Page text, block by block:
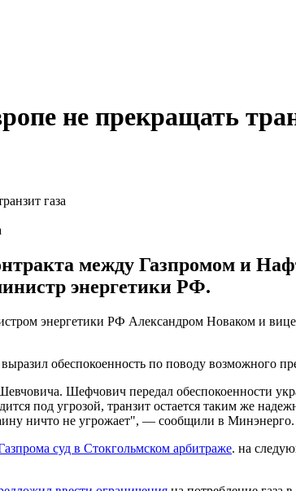
не прекращать
между Газпромом и
энергетики РФ.
энергетики РФ Александром Новаком и
обеспокоенность по поводу возможного
Шефчович передал обеспокоенности
под угрозой, транзит остается таким же
ничто не угрожает", — сообщили в Минэнерго.
суд в Стокгольмском арбитраже. на